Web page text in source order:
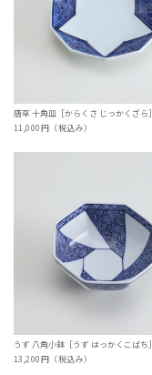
唐草 十角皿［からくさ じっかくざら］
11,000円（税込み）
うず 八角小鉢［うず はっかくこばち］
13,200円（税込み）